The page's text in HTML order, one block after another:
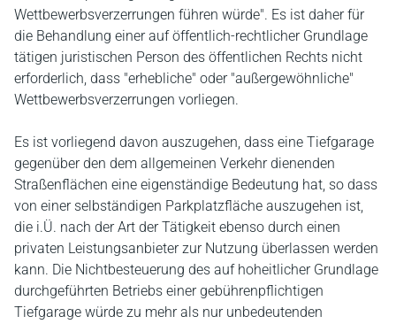
Wettbewerbsverzerrungen führen würde". Es ist daher für
die Behandlung einer auf öffentlich-rechtlicher Grundlage
tätigen juristischen Person des öffentlichen Rechts nicht
erforderlich, dass "erhebliche" oder "außergewöhnliche"
Wettbewerbsverzerrungen vorliegen.
Es ist vorliegend davon auszugehen, dass eine Tiefgarage
gegenüber den dem allgemeinen Verkehr dienenden
Straßenflächen eine eigenständige Bedeutung hat, so dass
von einer selbständigen Parkplatzfläche auszugehen ist,
die i.Ü. nach der Art der Tätigkeit ebenso durch einen
privaten Leistungsanbieter zur Nutzung überlassen werden
kann. Die Nichtbesteuerung des auf hoheitlicher Grundlage
durchgeführten Betriebs einer gebührenpflichtigen
Tiefgarage würde zu mehr als nur unbedeutenden